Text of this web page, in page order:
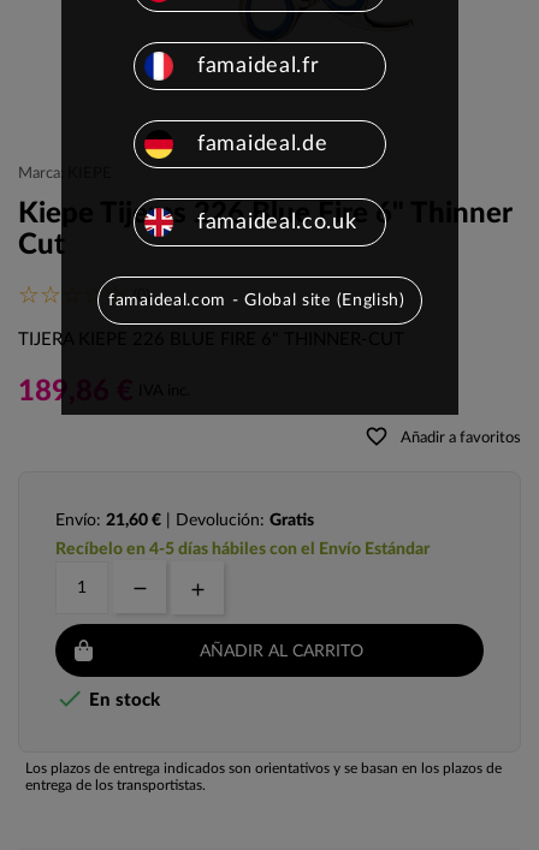
Marca: KIEPE
Kiepe Tijeras 226 Blue Fire 6" Thinner
Cut
(0)
TIJERA KIEPE 226 BLUE FIRE 6" THINNER-CUT
189,86 €
favorite_border Añadir a favoritos
Envío: 21,60 € | Devolución: Gratis
Recíbelo en 4-5 días hábiles con el Envío Estándar
AÑADIR AL CARRITO
 En stock
Los plazos de entrega indicados son orientativos y se basan en los plazos de
entrega de los transportistas.
famaideal.fr
famaideal.de
famaideal.co.uk
famaideal.com - Global site (English)